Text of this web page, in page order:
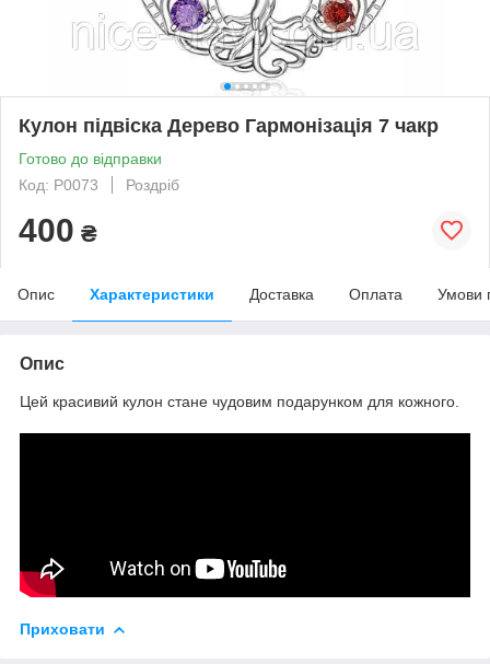
Кулон підвіска Дерево Гармонізація 7 чакр
Готово до відправки
Код: P0073
Роздріб
400 ₴
Опис Характеристики Доставка Оплата Умови
Опис
Цей красивий кулон стане чудовим подарунком для кожного.
Приховати